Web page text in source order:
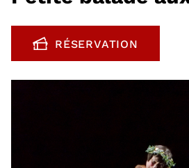
RÉSERVATION
, OUVRE UNE